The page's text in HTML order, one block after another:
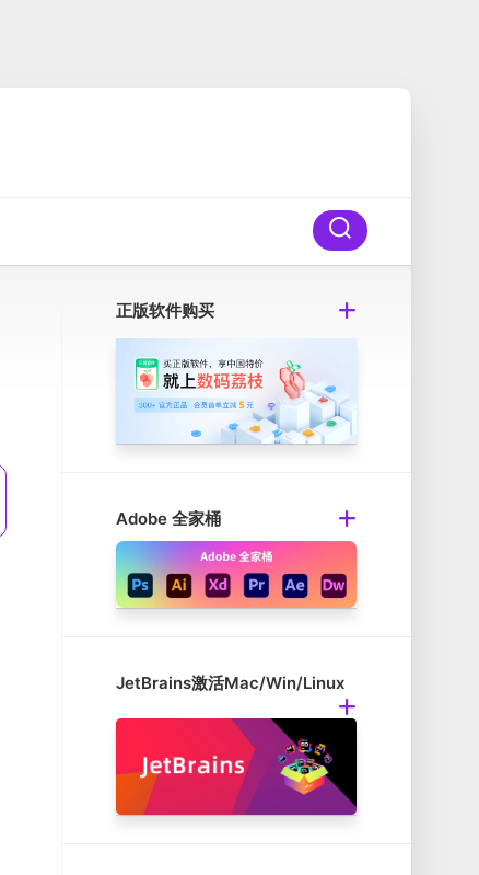
正版软件购买
Adobe 全家桶
JetBrains激活Mac/Win/Linux